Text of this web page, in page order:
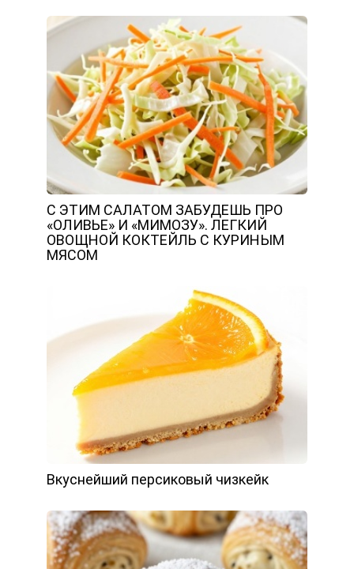
С ЭТИМ САЛАТОМ ЗАБУДЕШЬ ПРО
«ОЛИВЬЕ» И «МИМОЗУ». ЛЕГКИЙ
ОВОЩНОЙ КОКТЕЙЛЬ С КУРИНЫМ
МЯСОМ
Вкуснейший персиковый чизкейк